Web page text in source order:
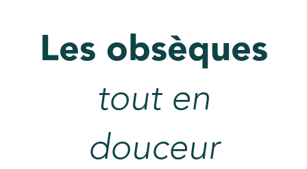
Les obsèques
tout en
douceur